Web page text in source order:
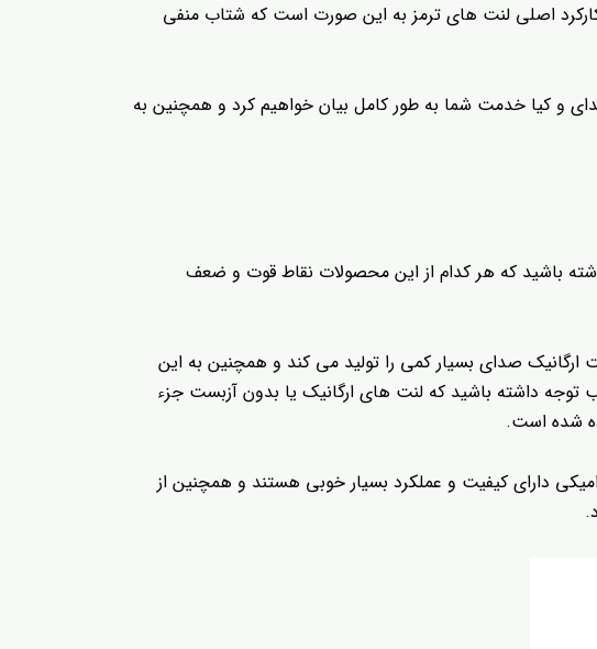
اصلی لنت های ترمز به این صورت است که شتاب منفی
و کیا خدمت شما به طور کامل بیان خواهیم کرد و همچنین به
باشید که هر کدام از این محصولات نقاط قوت و ضعف
صدای بسیار کمی را تولید می کند و همچنین به این
توجه داشته باشید که لنت های ارگانیک یا بدون آزبست جزء
شده است.
دارای کیفیت و عملکرد بسیار خوبی هستند و همچنین از